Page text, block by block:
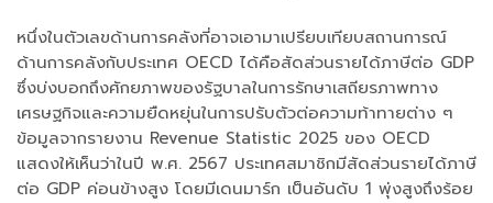
หนึ่งในตัวเลขด้านการคลังที่อาจเอามาเปรียบเทียบสถานการณ์
ด้านการคลังกับประเทศ OECD ได้คือสัดส่วนรายได้ภาษีต่อ GDP
ซึ่งบ่งบอกถึงศักยภาพของรัฐบาลในการรักษาเสถียรภาพทาง
เศรษฐกิจและความยืดหยุ่นในการปรับตัวต่อความท้าทายต่าง ๆ
ข้อมูลจากรายงาน Revenue Statistic 2025 ของ OECD
แสดงให้เห็นว่าในปี พ.ศ. 2567 ประเทศสมาชิกมีสัดส่วนรายได้ภาษี
ต่อ GDP ค่อนข้างสูง โดยมีเดนมาร์ก เป็นอันดับ 1 พุ่งสูงถึงร้อย